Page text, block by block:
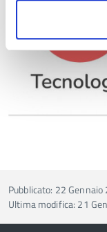
Pubblicato: 22
Ultima modifica: 21